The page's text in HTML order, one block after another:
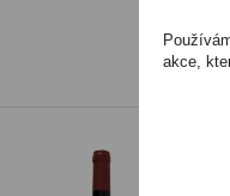
akce,